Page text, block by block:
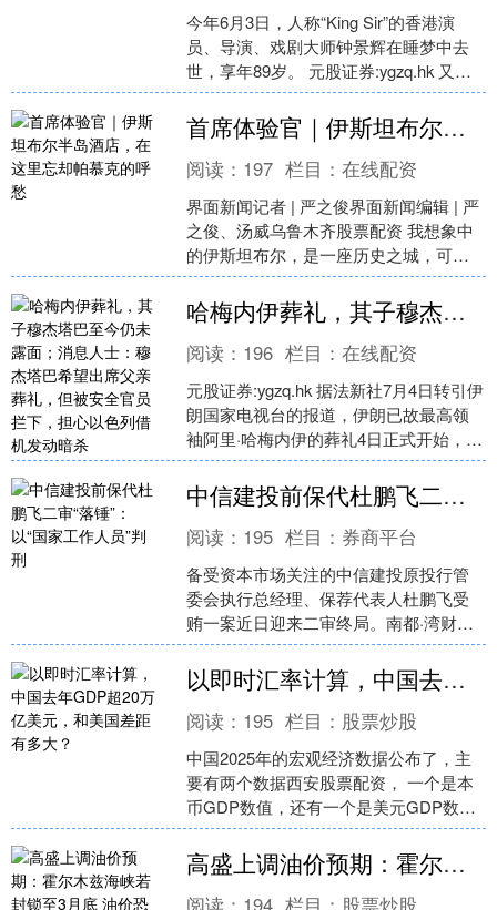
今年6月3日，人称“King Sir”的香港演
员、导演、戏剧大师钟景辉在睡梦中去
世，享年89岁。 元股证券:ygzq.hk 又一
位我们熟知的香港老戏骨走了 今日....
首席体验官｜伊斯坦布尔半岛酒店，在这里忘却帕慕克的呼愁
阅读： 197 栏目：在线配资
界面新闻记者 | 严之俊界面新闻编辑 | 严
之俊、汤威乌鲁木齐股票配资 我想象中
的伊斯坦布尔，是一座历史之城，可能
会更像罗马？毕竟曾经的君士坦丁堡就
是按着罗马的....
哈梅内伊葬礼，其子穆杰塔巴至今仍未露面；消息人士：穆杰塔巴希望出席父亲葬礼，但被安全官员拦下，担心以色列借机发动暗杀
阅读： 196 栏目：在线配资
元股证券:ygzq.hk 据法新社7月4日转引伊
朗国家电视台的报道，伊朗已故最高领
袖阿里·哈梅内伊的葬礼4日正式开始，吸
引大量人员参加。报道称，该活动旨在
向伊朗....
中信建投前保代杜鹏飞二审“落锤”：以“国家工作人员”判刑
阅读： 195 栏目： 券商平台
备受资本市场关注的中信建投原投行管
委会执行总经理、保荐代表人杜鹏飞受
贿一案近日迎来二审终局。南都·湾财社
获悉，黑龙江省齐齐哈尔市中级人民法
院近期作出二审裁定：驳....
以即时汇率计算，中国去年GDP超20万亿美元，和美国差距有多大？
阅读： 195 栏目： 股票炒股
中国2025年的宏观经济数据公布了，主
要有两个数据西安股票配资， 一个是本
币GDP数值，还有一个是美元GDP数
值，有了美元GDP数据后，我们再来看
和美国GDP的....
高盛上调油价预期：霍尔木兹海峡若封锁至3月底 油价恐超越2008年峰值
阅读： 194 栏目： 股票炒股